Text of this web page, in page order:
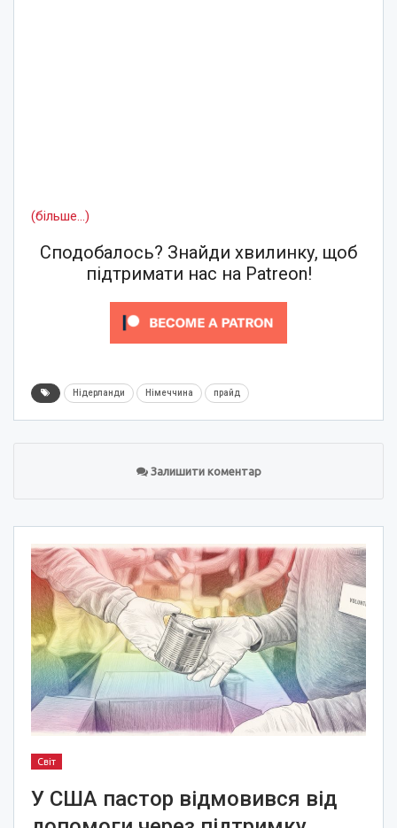
(більше…)
Сподобалось? Знайди хвилинку, щоб
підтримати нас на Patreon!
Нідерланди Німеччина прайд
Залишити коментар
Світ
У США пастор відмовився від